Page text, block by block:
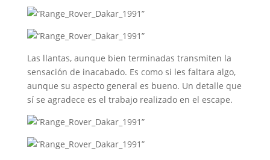
Las llantas, aunque bien terminadas transmiten la
sensación de inacabado. Es como si les faltara algo,
aunque su aspecto general es bueno. Un detalle que
sí se agradece es el trabajo realizado en el escape.